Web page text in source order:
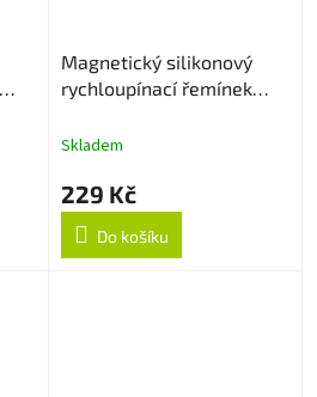
Magnetický silikonový
rychloupínací řemínek
Skladem
229 Kč
Do košíku